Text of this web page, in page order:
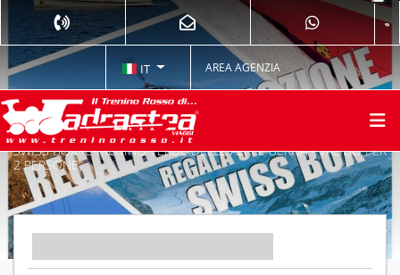
IT AREA AGENZIA
SWISS BOX IL TRENINO VERDE DELLE ALPI E BERNA - VALIDO PER
2 PERSONE